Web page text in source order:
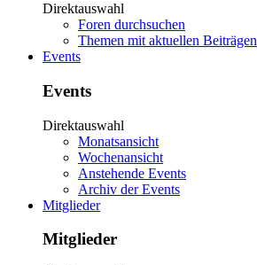
Direktauswahl
Foren durchsuchen
Themen mit aktuellen Beiträgen
Events
Events
Direktauswahl
Monatsansicht
Wochenansicht
Anstehende Events
Archiv der Events
Mitglieder
Mitglieder